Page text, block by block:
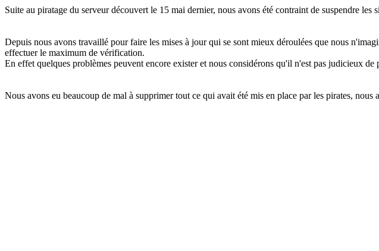
Suite au piratage du serveur découvert le 15 mai dernier, nous avons été contraint de suspendre les
Depuis nous avons travaillé pour faire les mises à jour qui se sont mieux déroulées que nous
effectuer le maximum de vérification.
En effet quelques problèmes peuvent encore exister et nous considérons qu'il n'est pas judicieux
Nous avons eu beaucoup de mal à supprimer tout ce qui avait été mis en place par les pirates,